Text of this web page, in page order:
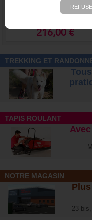
SD425 - Collier de
dressage compact
Portée 450 m216,00 €
TREKKING ET
TAPIS ROULANT
NOTRE MAGASIN
23